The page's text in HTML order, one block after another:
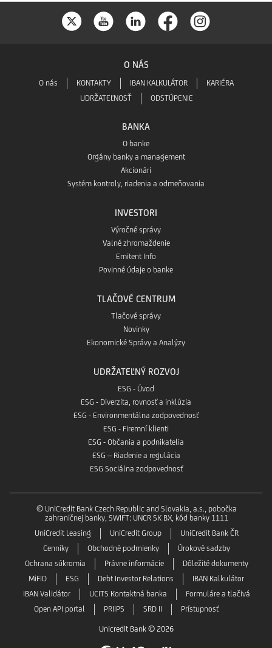
O NÁS
O nás KONTAKTY IBAN KALKULÁTOR
KARIÉRA
UDRŽATEĽNOSŤ
ODSTÚPENIE
BANKA
O banke
Orgány banky a management
Akcionári
Systém kontroly, riadenia a odmeňovania
INVESTORI
Výročné správy
Valné zhromaždenie
Emitent Info
Povinné údaje o banke
TLAČOVÉ CENTRUM
Tlačové správy
Novinky
Ekonomické Správy a Analýzy
UDRŽATEĽNÝ ROZVOJ
ESG - Úvod
ESG - Diverzita, rovnosť a inklúzia
ESG - Environmentálna zodpovednosť
ESG - Firemní klienti
ESG - Občania a podnikatelia
ESG – Riadenie a regulácia
ESG Sociálna zodpovednosť
© UniCredit Bank Czech Republic and Slovakia, a.s., pobočka
zahraničnej banky, SWIFT: UNCR SK BX, kód banky 1111
UniCredit Leasing
UniCredit Group
UniCredit Bank ČR
Cenníky
Obchodné podmienky
Úrokové sadzby
Ochrana súkromia
Právne informácie
Dôležité dokumenty
MiFID
ESG Debt Investor Relations
IBAN Kalkulátor
IBAN Validátor
UCITS Kontaktná banka
Formuláre a tlačivá
Open API portal
PRIIPS SRD II Prístupnosť
Unicredit Bank © 2026